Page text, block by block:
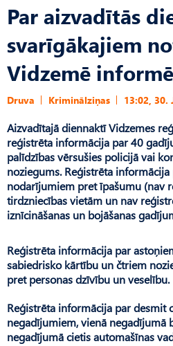
Par aizvadītās
svarīgākajiem
Vidzemē
Druva Kriminālziņas 13:02, 30.
Aizvadītajā diennaktī Vidzemes
reģistrēta informācija par 40
palīdzības vērsušies policijā vai
noziegums. Reģistrēta
nodarījumiem pret īpašumu (nav
tirdzniecības vietām un nav
iznīcināšanas un bojāšanas
Reģistrēta informācija par
sabiedrisko kārtību un čtriem
pret personas dzīvību un veselību.
Reģistrēta informācija par desmit
negadījumiem, vienā negadījumā
negadījumā cietis automašīnas